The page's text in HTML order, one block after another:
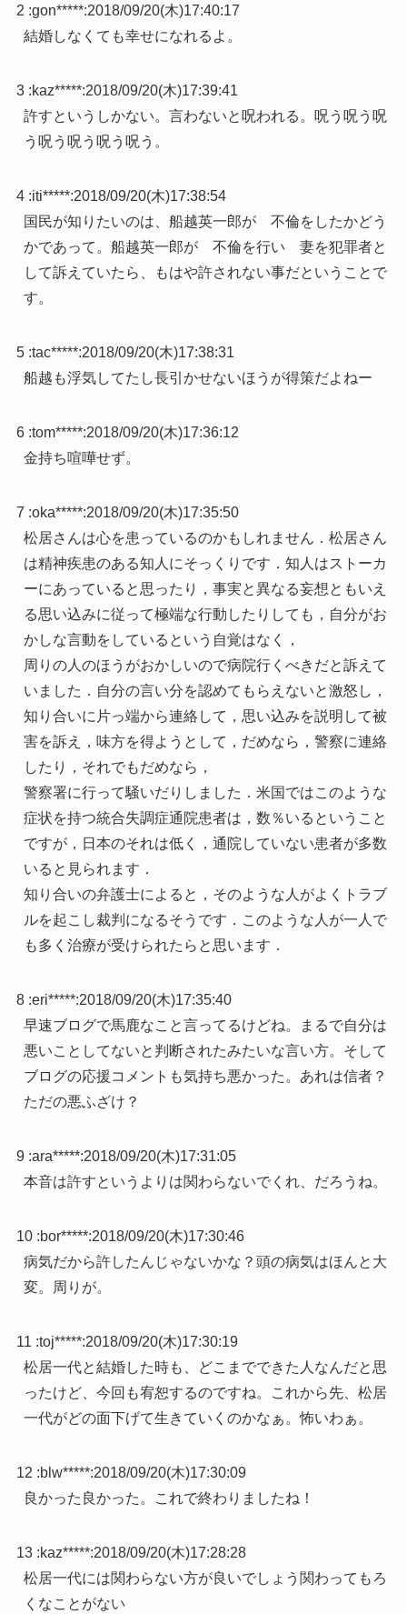
2 :gon*****:2018/09/20(木)17:40:17
結婚しなくても幸せになれるよ。
3 :kaz*****:2018/09/20(木)17:39:41
許すというしかない。言わないと呪われる。呪う呪う呪
う呪う呪う呪う呪う。
4 :iti*****:2018/09/20(木)17:38:54
国民が知りたいのは、船越英一郎が 不倫をしたかどう
かであって。船越英一郎が 不倫を行い 妻を犯罪者と
して訴えていたら、もはや許されない事だということで
す。
5 :tac*****:2018/09/20(木)17:38:31
船越も浮気してたし長引かせないほうが得策だよねー
6 :tom*****:2018/09/20(木)17:36:12
金持ち喧嘩せず。
7 :oka*****:2018/09/20(木)17:35:50
松居さんは心を患っているのかもしれません．松居さん
は精神疾患のある知人にそっくりです．知人はストーカ
ーにあっていると思ったり，事実と異なる妄想ともいえ
る思い込みに従って極端な行動したりしても，自分がお
かしな言動をしているという自覚はなく，
周りの人のほうがおかしいので病院行くべきだと訴えて
いました．自分の言い分を認めてもらえないと激怒し，
知り合いに片っ端から連絡して，思い込みを説明して被
害を訴え，味方を得ようとして，だめなら，警察に連絡
したり，それでもだめなら，
警察署に行って騒いだりしました．米国ではこのような
症状を持つ統合失調症通院患者は，数％いるということ
ですが，日本のそれは低く，通院していない患者が多数
いると見られます．
知り合いの弁護士によると，そのような人がよくトラブ
ルを起こし裁判になるそうです．このような人が一人で
も多く治療が受けられたらと思います．
8 :eri*****:2018/09/20(木)17:35:40
早速ブログで馬鹿なこと言ってるけどね。まるで自分は
悪いことしてないと判断されたみたいな言い方。そして
ブログの応援コメントも気持ち悪かった。あれは信者？
ただの悪ふざけ？
9 :ara*****:2018/09/20(木)17:31:05
本音は許すというよりは関わらないでくれ、だろうね。
10 :bor*****:2018/09/20(木)17:30:46
病気だから許したんじゃないかな？頭の病気はほんと大
変。周りが。
11 :toj*****:2018/09/20(木)17:30:19
松居一代と結婚した時も、どこまでできた人なんだと思
ったけど、今回も宥恕するのですね。これから先、松居
一代がどの面下げて生きていくのかなぁ。怖いわぁ。
12 :blw*****:2018/09/20(木)17:30:09
良かった良かった。これで終わりましたね！
13 :kaz*****:2018/09/20(木)17:28:28
松居一代には関わらない方が良いでしょう関わってもろ
くなことがない